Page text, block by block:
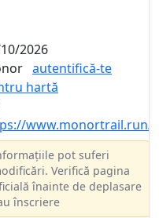
2026
autentifică-te
hartă
www.monortrail.run/
pot suferi
Verifică pagina
înainte de deplasare
înscriere